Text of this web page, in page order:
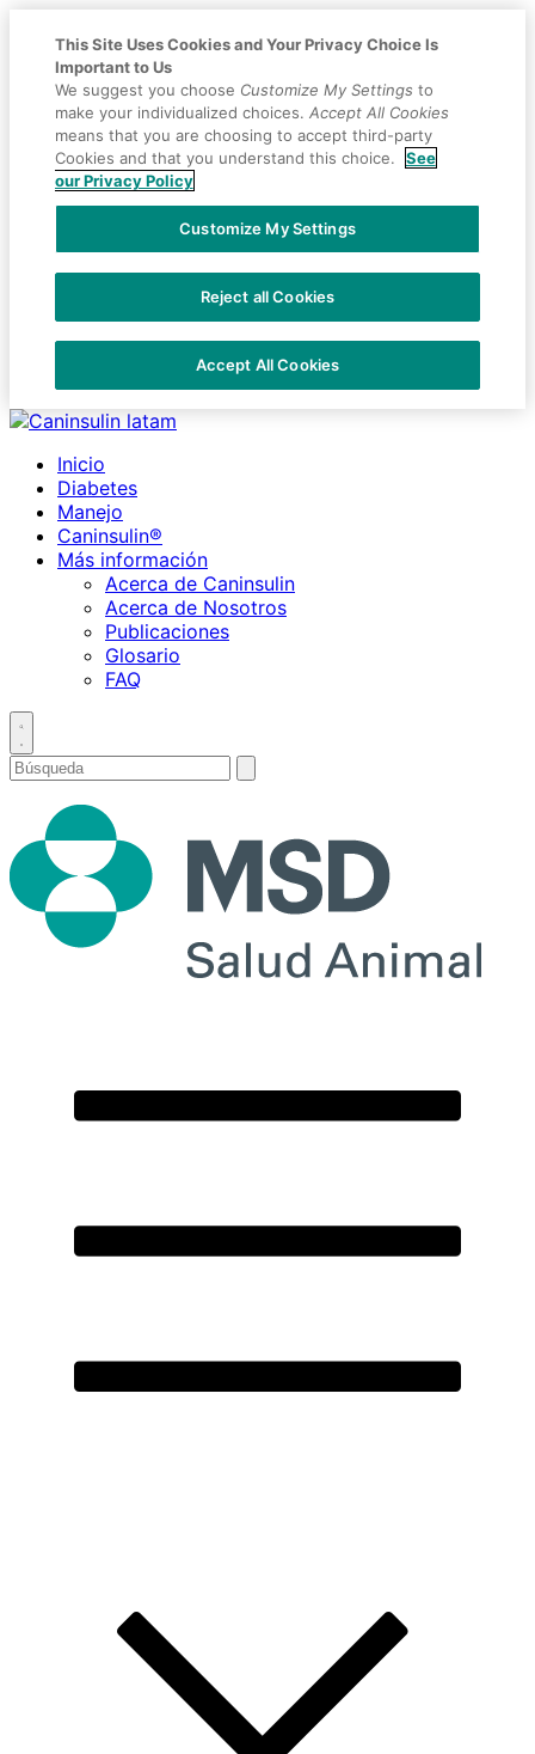
Placeholder
Anchor
Skip
Content
Skip
FooterInicio
Diabetes
Manejo
Caninsulin®
Más información
Acerca de Caninsulin
Acerca de Nosotros
Publicaciones
Glosario
FAQ
Toggle
search
Buscar
búsqueda
This Site Uses Cookies and Your Privacy Choice Is
Important to Us
We suggest you choose Customize My Settings to
make your individualized choices. Accept All Cookies
means that you are choosing to accept third-party
Cookies and that you understand this choice.
See
our Privacy Policy
Customize My Settings
Reject all Cookies
Accept All Cookies